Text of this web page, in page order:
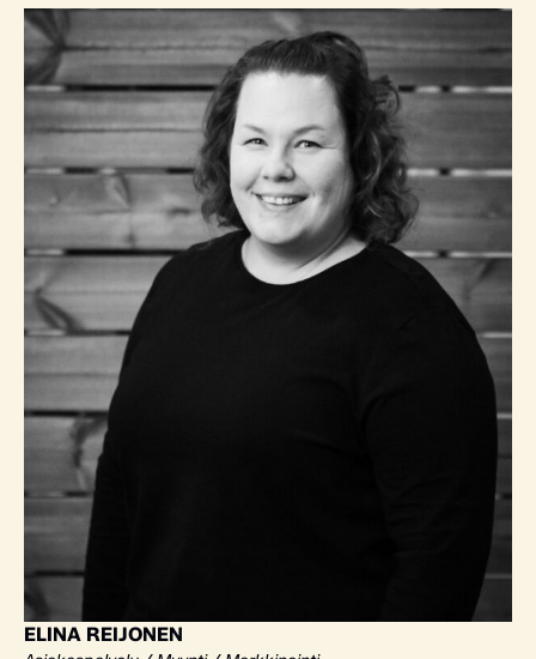
ELINA REIJONEN